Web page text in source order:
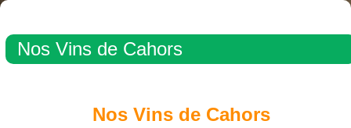
Nos Vins de Cahors
Nos Vins de Cahors